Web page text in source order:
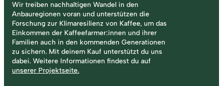
Wir treiben nachhaltigen Wandel in den
Anbauregionen voran und unterstützen die
Forschung zur Klimaresilienz von Kaffee, um das
Einkommen der Kaffeefarmer:innen und ihrer
Familien auch in den kommenden Generationen
zu sichern. Mit deinem Kauf unterstützt du uns
dabei. Weitere Informationen findest du auf
unserer Projektseite.